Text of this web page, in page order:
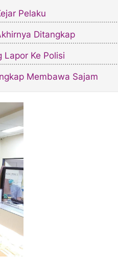
Pelaku
Ditangkap
Lapor Ke Polisi
Membawa Sajam